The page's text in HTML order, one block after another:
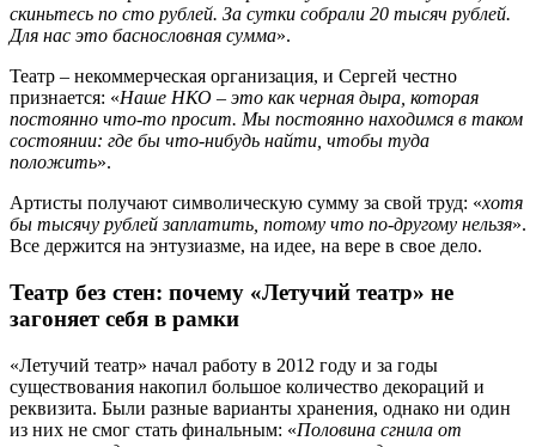
скиньтесь по сто рублей. За сутки собрали 20 тысяч рублей.
Для нас это баснословная сумма».
Театр – некоммерческая организация, и Сергей честно
признается: «Наше НКО – это как черная дыра, которая
постоянно что-то просит. Мы постоянно находимся в таком
состоянии: где бы что-нибудь найти, чтобы туда
положить».
Артисты получают символическую сумму за свой труд: «хотя
бы тысячу рублей заплатить, потому что по-другому нельзя».
Все держится на энтузиазме, на идее, на вере в свое дело.
Театр без стен: почему «Летучий театр» не
загоняет себя в рамки
«Летучий театр» начал работу в 2012 году и за годы
существования накопил большое количество декораций и
реквизита. Были разные варианты хранения, однако ни один
из них не смог стать финальным: «Половина сгнила от